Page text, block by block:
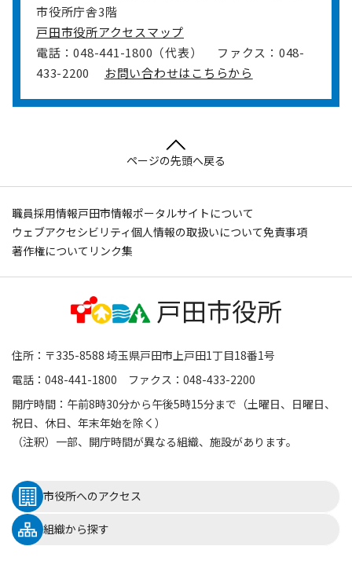
市役所庁舎3階
戸田市役所アクセスマップ
電話：048-441-1800（代表）
ファクス：048-
433-2200
お問い合わせはこちらから
ページの先頭へ戻る
職員採用情報戸田市情報ポータルサイトについて
ウェブアクセシビリティ個人情報の取扱いについて免責事項
著作権について リンク集
住所：〒335-8588 埼玉県戸田市上戸田1丁目18番1号
電話：048-441-1800 ファクス：048-433-2200
開庁時間：午前8時30分から午後5時15分まで（土曜日、日曜日、
祝日、休日、年末年始を除く）
（注釈）一部、開庁時間が異なる組織、施設があります。
市役所へのアクセス
組織から探す